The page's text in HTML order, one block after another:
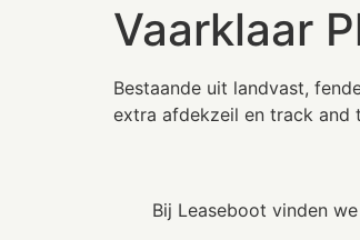
Vaarklaar
Bestaande uit landvast,
extra afdekzeil en track and
Bij Leaseboot vinden